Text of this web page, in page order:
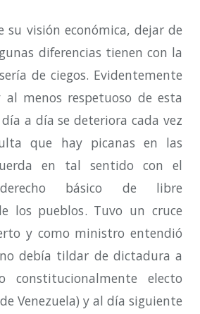
su visión económica, dejar de
diferencias tienen con la
de ciegos. Evidentemente
menos respetuoso de esta
a día se deteriora cada vez
que hay picanas en las
en tal sentido con el
básico de libre
los pueblos. Tuvo un cruce
y como ministro entendió
debía tildar de dictadura a
constitucionalmente electo
Venezuela) y al día siguiente